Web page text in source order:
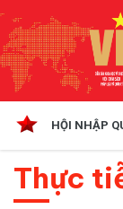
HỘI NHẬP
Thực